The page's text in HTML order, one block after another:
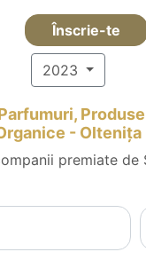
Înscrie-te
2023
- Olteniţa
premiate de